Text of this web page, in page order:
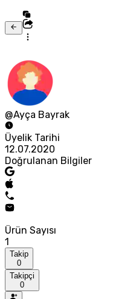
@Ayça Bayrak
Üyelik Tarihi
12.07.2020
Doğrulanan Bilgiler
Ürün Sayısı
1
Takip
0
Takipçi
0